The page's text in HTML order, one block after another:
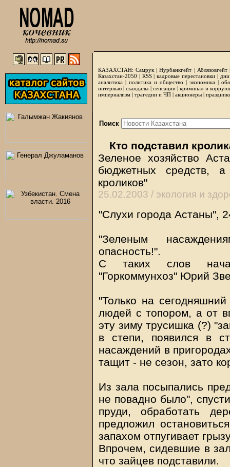
КАЗАХСТАН: Самрук |Нурбанкгейт | Аблязовгейт
Казахстан-2050 | RSS|кадровые перестановки|
аналитика | политика и общество | экономика |
интервью |скандалы | сенсации|криминал и
империализм | трагедии и ЧП | акционеры |
Поиск
Кто подставил
Зеленое хозяйство
бюджетных средств,
кроликов"
25.02.2003 / экология и
"Слухи города Астаны",
"Зеленым
опасность!".
С таких слов
"Горкоммунхоз" Юрий
"Только на
людей с топором, а от
эту зиму трусишка (?)
в степи, появился в
насаждений в
тащит - не сезон, зато
Из зала посыпались
не повадно было",
пруди, обработать
предложил
запахом отпугивает
Впрочем, сидевшие в
что зайцев подставили.